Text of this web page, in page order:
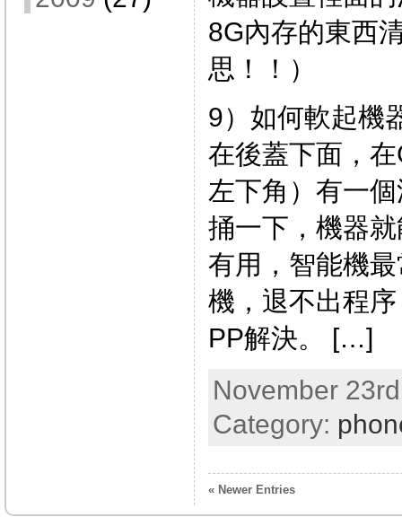
8G內存的東西
思！！）
9）如何軟起機
在後蓋下面，
左下角）有一
捅一下，機器
有用，智能機
機，退不出程
PP解決。 […]
November
Category:
« Newer Entries